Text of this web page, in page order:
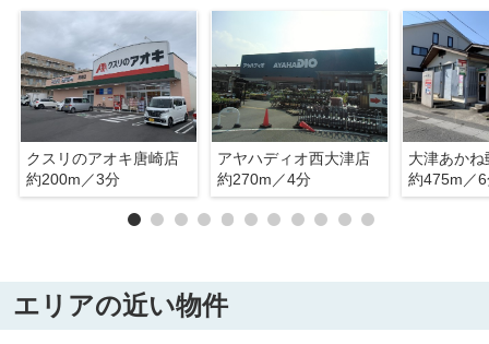
クスリのアオキ唐崎店
約200m／3分
アヤハディオ西大津店
約270m／4分
大津あかね
約475m／
エリアの近い物件